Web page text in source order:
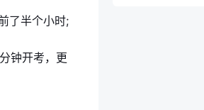
了半个小时;
钟开考，更